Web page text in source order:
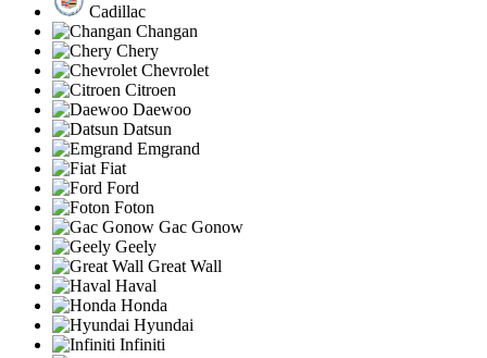
Cadillac
Changan
Chery
Chevrolet
Citroen
Daewoo
Datsun
Emgrand
Fiat
Ford
Foton
Gac Gonow
Geely
Great Wall
Haval
Honda
Hyundai
Infiniti